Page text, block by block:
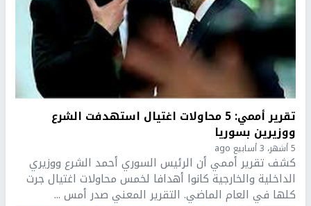
تقرير أممي: 5 محاولات اغتيال استهدفت الشرع
ووزيرين بسوريا
5 أشهر، 3 أسابيع ago
كشف تقرير أممي أن الرئيس السوري أحمد الشرع ووزيري
الداخلية والخارجية كانوا أهدافا لخمس محاولات اغتيال جرت
كلها في العام الماضي. التقرير المعني صدر أمس ...